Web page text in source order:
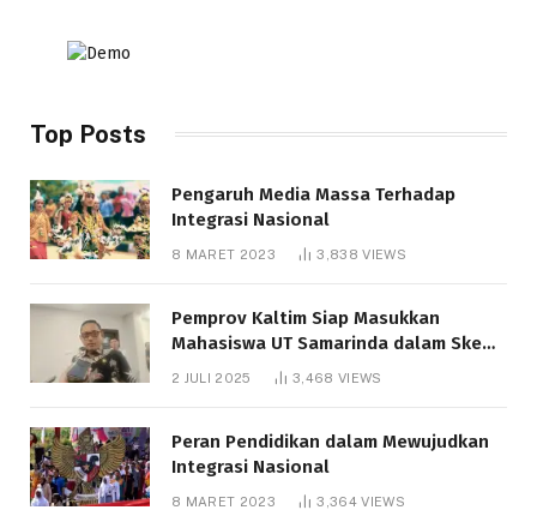
Top Posts
Pengaruh Media Massa Terhadap
Integrasi Nasional
8 MARET 2023 3,838VIEWS
Pemprov Kaltim Siap Masukkan
Mahasiswa UT Samarinda dalam Skema
Bantuan Pendidikan Gratispol
2 JULI 2025 3,468 VIEWS
Peran Pendidikan dalam Mewujudkan
Integrasi Nasional
8 MARET 2023 3,364VIEWS